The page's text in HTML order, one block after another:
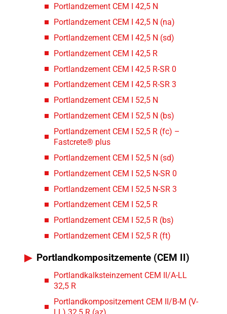
Portlandzement CEM I 42,5 N
Portlandzement CEM I 42,5 N (na)
Portlandzement CEM I 42,5 N (sd)
Portlandzement CEM I 42,5 R
Portlandzement CEM I 42,5 R-SR 0
Portlandzement CEM I 42,5 R-SR 3
Portlandzement CEM I 52,5 N
Portlandzement CEM I 52,5 N (bs)
Portlandzement CEM I 52,5 R (fc) –
Fastcrete® plus
Portlandzement CEM I 52,5 N (sd)
Portlandzement CEM I 52,5 N-SR 0
Portlandzement CEM I 52,5 N-SR 3
Portlandzement CEM I 52,5 R
Portlandzement CEM I 52,5 R (bs)
Portlandzement CEM I 52,5 R (ft)
Portlandkompositzemente (CEM II)
Portlandkalksteinzement CEM II/A-LL
32,5 R
Portlandkompositzement CEM II/B-M (V-